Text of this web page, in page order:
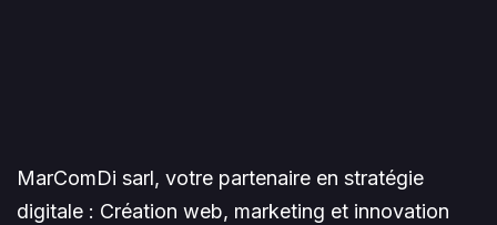
MarComDi sarl, votre partenaire en stratégie
digitale : Création web, marketing et innovation